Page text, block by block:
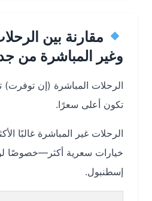
مقارنة بين الرحلات
وغير المباشرة من جدة
الرحلات المباشرة (إن توفرت)
تكون أعلى سعرًا.
الرحلات غير المباشرة غالبًا الأكثر
خيارات سعرية أكثر—خصوصًا لو كان
إسطنبول.